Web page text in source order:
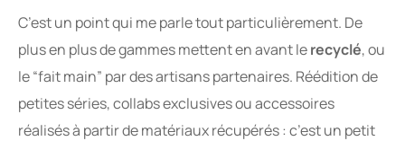
C’est un point qui me parle tout particulièrement. De
plus en plus de gammes mettent en avant lerecyclé, ou
le “fait main” par des artisans partenaires. Réédition de
petites séries, collabs exclusives ou accessoires
réalisés à partir de matériaux récupérés : c’est un petit